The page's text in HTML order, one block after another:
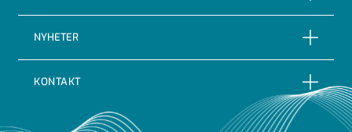
Vår Historia
Code of conduct
Reklamationer
Returer
Leveransvillkor
NYHETER
Nyheter
KONTAKT
GPA Flowsystem AB